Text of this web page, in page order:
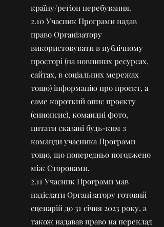
країну/регіон перебування.
2.10 Учасник Програми надав
право Організатору
використовувати в публічному
просторі (на новинних ресурсах,
сайтах, в соціальних мережах
тощо) інформацію про проєкт, а
саме короткий опис проєкту
(синопсис), командні фото,
цитати сказані будь-ким з
команди учасника Програми
тощо, що попередньо погоджено
між Сторонами.
2.11 Учасник Програми мав
надіслати Організатору готовий
сценарій до 31 січня 2023 року, а
також надавав право на переклад